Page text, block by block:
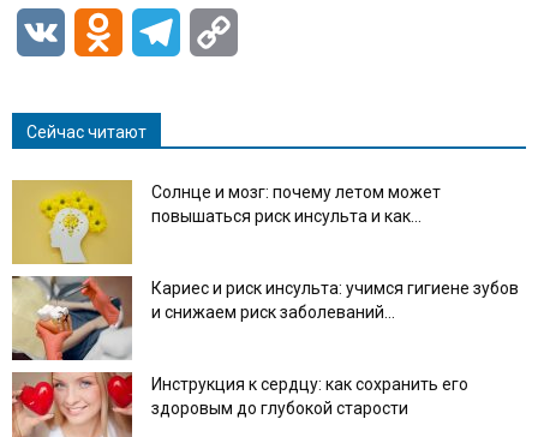
VK Odnoklassniki
Telegram
Сейчас читают
Солнце и мозг: почему летом может
повышаться риск инсульта и как...
Кариес и риск инсульта: учимся гигиене зубов
и снижаем риск заболеваний...
Инструкция к сердцу: как сохранить его
здоровым до глубокой старости